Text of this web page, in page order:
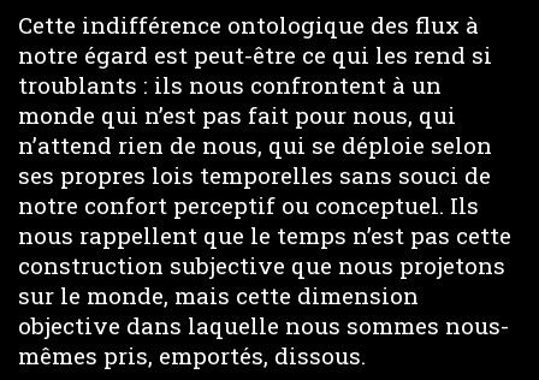
Cette indifférence ontologique des flux à
notre égard est peut-être ce qui les rend si
troublants : ils nous confrontent à un
monde qui n’est pas fait pour nous, qui
n’attend rien de nous, qui se déploie selon
ses propres lois temporelles sans souci de
notre confort perceptif ou conceptuel. Ils
nous rappellent que le temps n’est pas cette
construction subjective que nous projetons
sur le monde, mais cette dimension
objective dans laquelle nous sommes nous-
mêmes pris, emportés, dissous.